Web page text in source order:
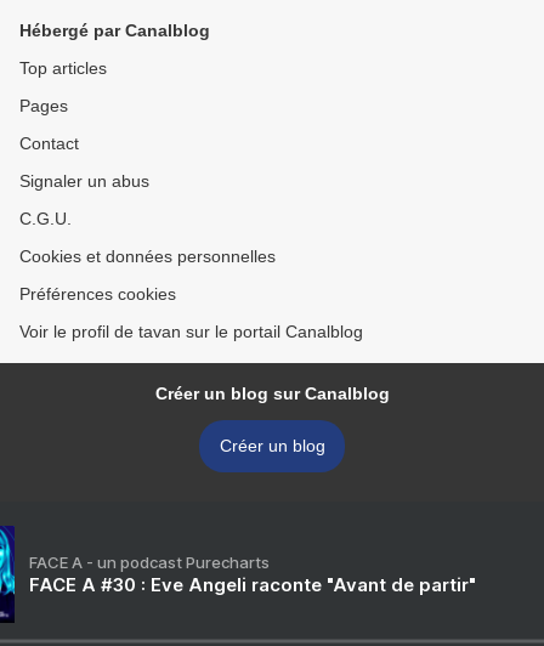
Hébergé par Canalblog
Top articles
Pages
Contact
Signaler un abus
C.G.U.
Cookies et données personnelles
Préférences cookies
Voir le profil de tavan sur le portail Canalblog
Créer un blog sur Canalblog
Créer un blog
FACE A - un podcast Purecharts
FACE A #30 : Eve Angeli raconte "Avant de partir"